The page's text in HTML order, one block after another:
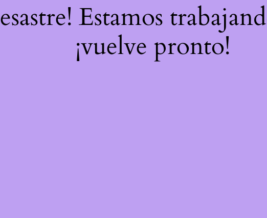
Estamos
¡vuelve pronto!